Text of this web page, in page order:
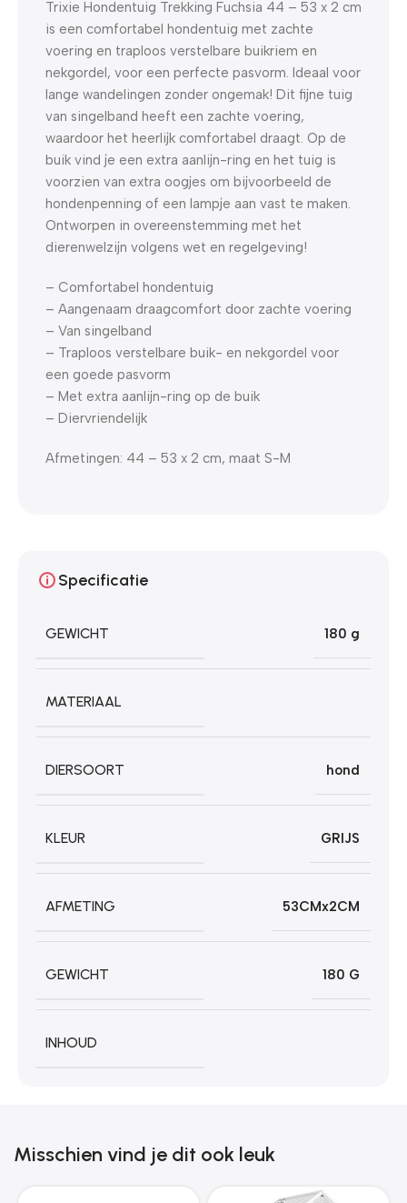
Trixie Hondentuig Trekking Fuchsia 44 – 53 x 2 cm
is een comfortabel hondentuig met zachte
voering en traploos verstelbare buikriem en
nekgordel, voor een perfecte pasvorm. Ideaal voor
lange wandelingen zonder ongemak! Dit fijne tuig
van singelband heeft een zachte voering,
waardoor het heerlijk comfortabel draagt. Op de
buik vind je een extra aanlijn-ring en het tuig is
voorzien van extra oogjes om bijvoorbeeld de
hondenpenning of een lampje aan vast te maken.
Ontworpen in overeenstemming met het
dierenwelzijn volgens wet en regelgeving!
– Comfortabel hondentuig
– Aangenaam draagcomfort door zachte voering
– Van singelband
– Traploos verstelbare buik- en nekgordel voor
een goede pasvorm
– Met extra aanlijn-ring op de buik
– Diervriendelijk
Afmetingen: 44 – 53 x 2 cm, maat S-M
Specificatie
GEWICHT 180 g
MATERIAAL
DIERSOORT hond
KLEUR GRIJS
AFMETING 53CMx2CM
GEWICHT 180 G
INHOUD
Misschien vind je dit ook leuk